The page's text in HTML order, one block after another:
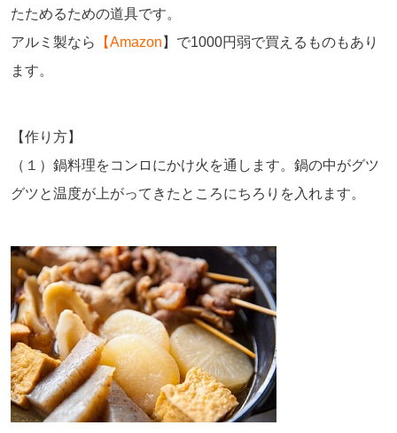
たためるための道具です。
アルミ製なら
【Amazon 】で1000円弱で買えるものもあり
ます。
【作り方】
（１）鍋料理をコンロにかけ火を通します。鍋の中がグツ
グツと温度が上がってきたところにちろりを入れます。